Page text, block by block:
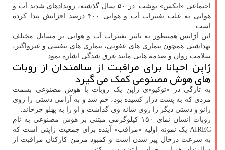
اجتماعی «ایکس» نوشت: در ۵۰ سال گذشته، رویدادهای شدید آب و
هوایی به علت تغییرات آب و هوایی ۴۰۰ درصد افزایش پیدا کرده
است.
این آژانس همینطور به تاثیر تغییرات آب و هوایی بر مسایل مختلف
بهداشتی همچون بیماری های عفونی، بیماری های تنفسی و غیرواگیر،
سلامت روان و صدمه هایی مانند غرق شدگی اشاره نمود.
ژاپن احیانا برای مراقبت از سالمندان از روبات
های هوش مصنوعی کمک می گیرد
به تازگی در «توکیو»ی ژاپن یک روبات با هوش مصنوعی بسمت
مردی که به پشت دراز کشیده بود، خم شد و به آرامی دستی را روی
زانو و دستی دیگر را روی شانه وی گذاشت و او را به پهلو چرخاند.
روبات انسان نمای ۱۵۰ کیلوگرمی مبتنی بر هوش مصنوعی به نام
AIREC یک نمونه اولیه «مراقب» آینده برای جمعیت ژاپنی است که
به سرعت درحال پیر شدن است و کمبود مزمن کارکنان مراقبت از